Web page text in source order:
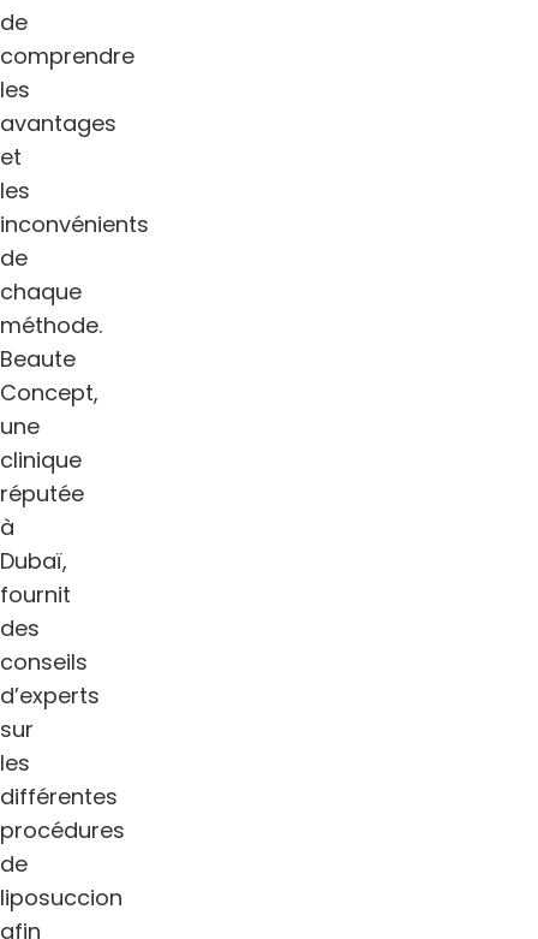
de
comprendre
les
avantages
et
les
inconvénients
de
chaque
méthode.
Beaute
Concept,
une
clinique
réputée
à
Dubaï,
fournit
des
conseils
d’experts
sur
les
différentes
procédures
de
liposuccion
afin